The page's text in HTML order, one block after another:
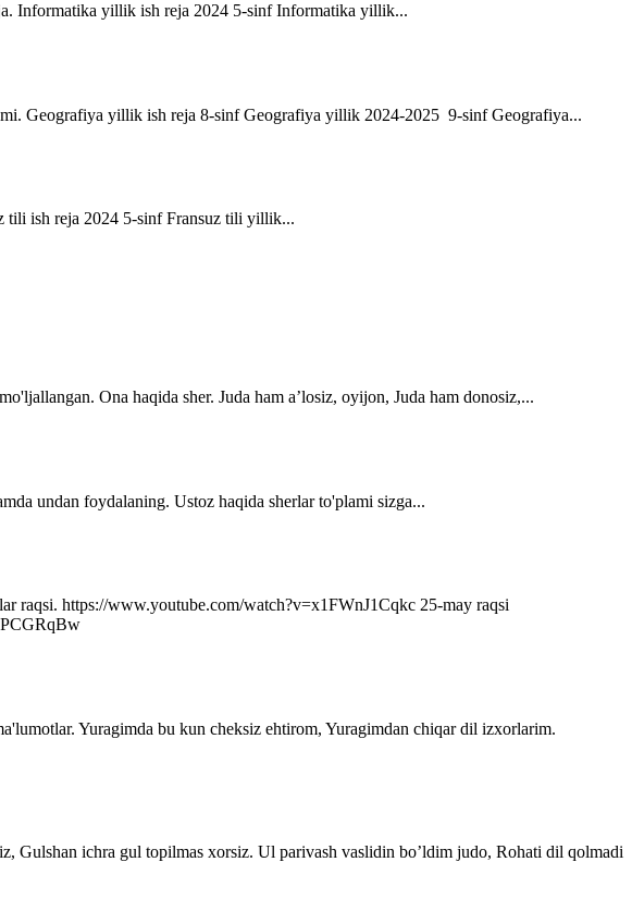
Informatika yillik ish reja 2024 5-sinf Informatika yillik...
Geografiya yillik ish reja 8-sinf Geografiya yillik 2024-2025 9-sinf Geografiya...
tili ish reja 2024 5-sinf Fransuz tili yillik...
Ona haqida sher. Juda ham a’losiz, oyijon, Juda ham donosiz,...
undan foydalaning. Ustoz haqida sherlar to'plami sizga...
raqsi. https://www.youtube.com/watch?v=x1FWnJ1Cqkc 25-may raqsi
Yuragimda bu kun cheksiz ehtirom, Yuragimdan chiqar dil izxorlarim.
Gulshan ichra gul topilmas xorsiz. Ul parivash vaslidin bo’ldim judo, Rohati dil qolmadi